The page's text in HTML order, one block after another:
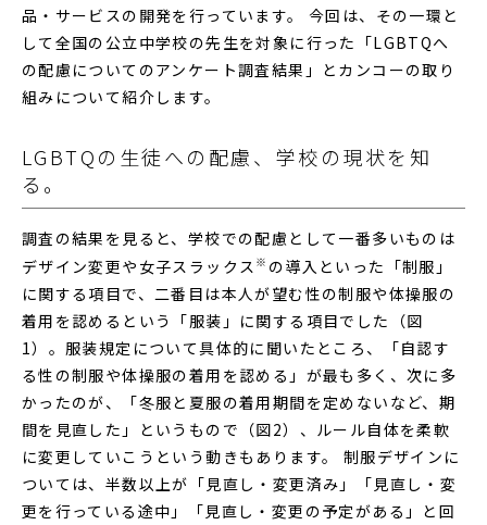
品・サービスの開発を行っています。 今回は、その一環と
して全国の公立中学校の先生を対象に行った「LGBTQへ
の配慮についてのアンケート調査結果」とカンコーの取り
組みについて紹介します。
LGBTQの生徒への配慮、学校の現状を知
る。
調査の結果を見ると、学校での配慮として一番多いものは
デザイン変更や女子スラックス ※ の導入といった「制服」
に関する項目で、二番目は本人が望む性の制服や体操服の
着用を認めるという「服装」に関する項目でした（図
1）。服装規定について具体的に聞いたところ、「自認す
る性の制服や体操服の着用を認める」が最も多く、次に多
かったのが、「冬服と夏服の着用期間を定めないなど、期
間を見直した」というもので（図2）、ルール自体を柔軟
に変更していこうという動きもあります。 制服デザインに
ついては、半数以上が「見直し・変更済み」「見直し・変
更を行っている途中」「見直し・変更の予定がある」と回